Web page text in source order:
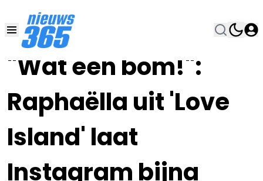
"Wat een bom!":
Raphaëlla uit 'Love
Island' laat
Instagram bijna
01 DEC 2023, 21:00